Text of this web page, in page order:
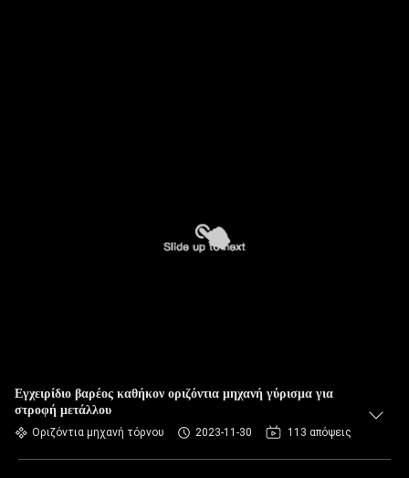
Εγχειρίδιο βαρέος καθήκον οριζόντια μηχανή γύρισμα για
στροφή μετάλλου
Οριζόντια μηχανή τόρνου 2023-11-30 113 απόψεις